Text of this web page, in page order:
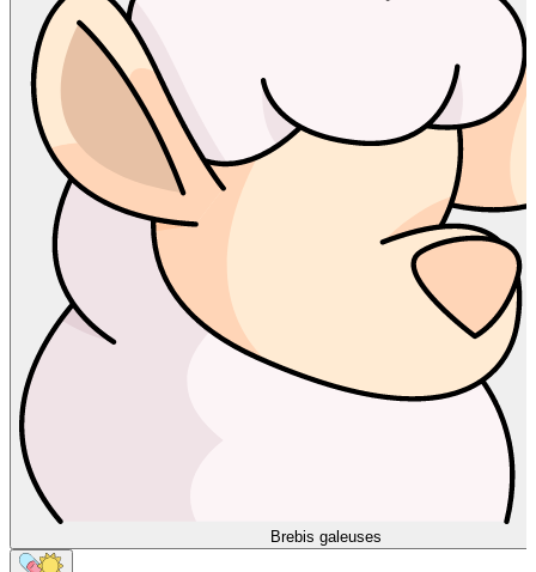
Brebis galeuses